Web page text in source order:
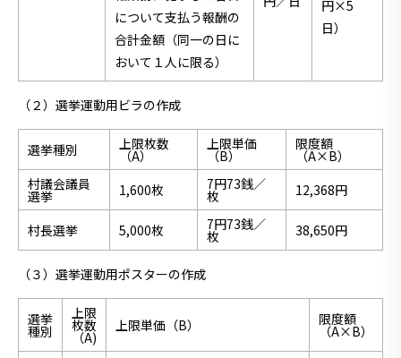
について支払う報酬の
合計金額（同一の日に
おいて１人に限る）
円×5
日）
（２）選挙運動用ビラの作成
選挙種別 上限枚数
（A）
上限単価
（B）
限度額
（A×B）
村議会議員
選挙 1,600枚 7円73銭／
枚 12,368円
村長選挙 5,000枚 7円73銭／
枚 38,650円
（３）選挙運動用ポスターの作成
選挙
種別
上限
枚数
（A)
上限単価（B） 限度額
（A×B）